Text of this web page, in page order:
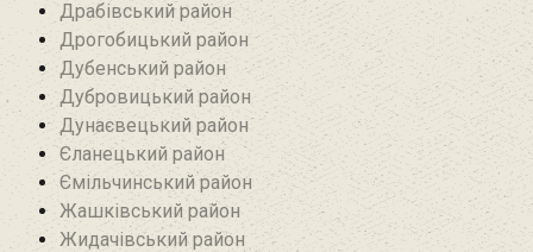
Драбівський район‎
Дрогобицький район
Дубенський район
Дубровицький район‎
Дунаєвецький район
Єланецький район‎
Ємільчинський район
Жашківський район
Жидачівський район